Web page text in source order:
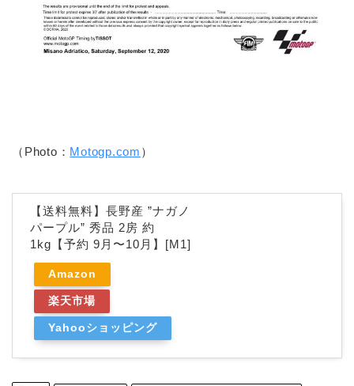
（Photo： Motogp.com ）
【送料無料】長野産 ”ナガノ
パープル” 秀品 2房 約
1kg【予約 9月〜10月】[M1]
Amazon
楽天市場
Yahooショッピング